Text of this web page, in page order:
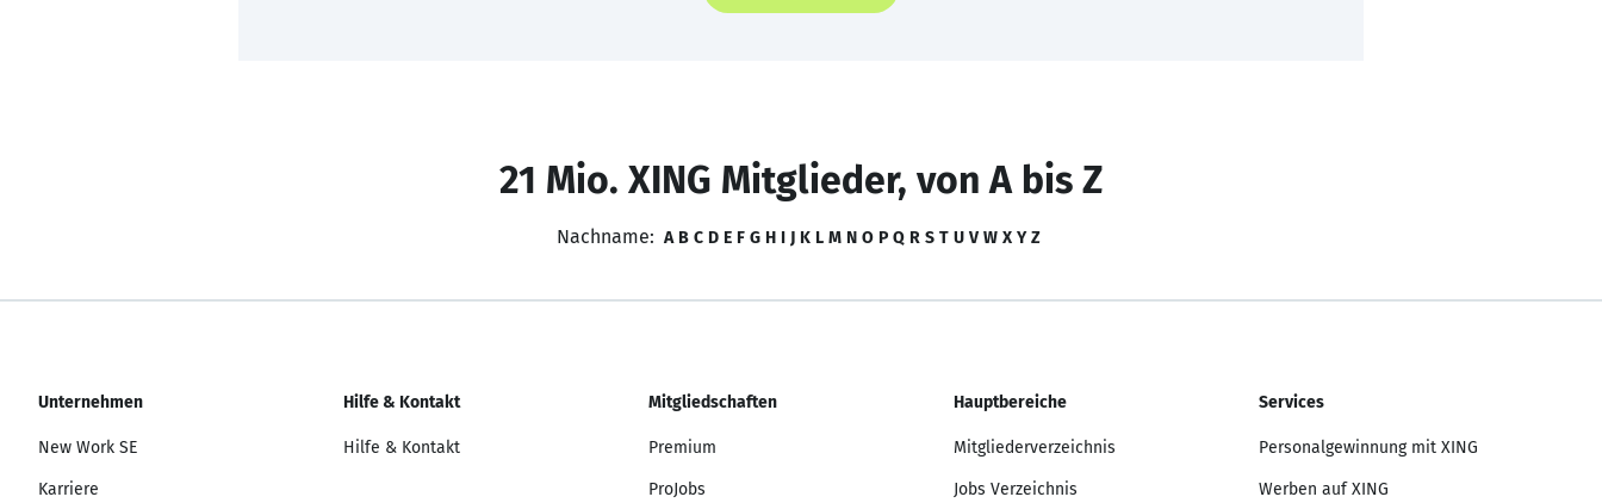
21 Mio. XING Mitglieder, von A bis Z
Nachname: A B C D E F G H I J K L M N O P Q R S T U V W X Y Z
Unternehmen
New Work SE
Karriere
Hilfe & Kontakt
Hilfe & Kontakt
Mitgliedschaften
Premium
ProJobs
Hauptbereiche
Mitgliederverzeichnis
Jobs Verzeichnis
Services
Personalgewinnung mit XING
Werben auf XING